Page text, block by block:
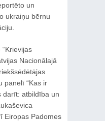
un
ukraiņu bērnu
Nacionālajā
panelī “Kas ir
darīt: atbildība un
Eiropas Padomes